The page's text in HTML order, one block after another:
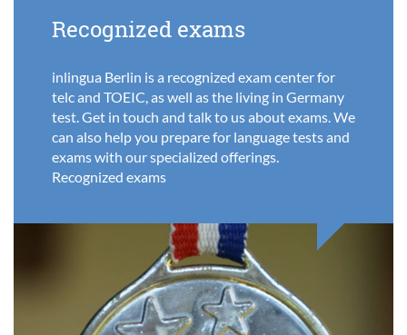
Recognized exams
inlingua Berlin is a recognized exam center for
telc and TOEIC, as well as the living in Germany
test. Get in touch and talk to us about exams. We
can also help you prepare for language tests and
exams with our specialized offerings.
Recognized exams